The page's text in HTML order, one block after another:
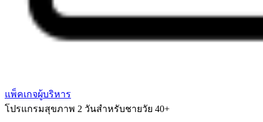
แพ็คเกจผู้บริหาร
โปรแกรมสุขภาพ 2 วันสำหรับชายวัย 40+